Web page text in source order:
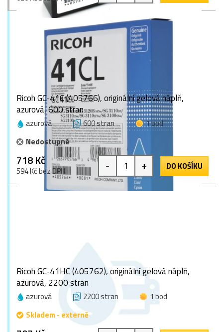
Ricoh GC-41C (405766), originální gelová náplň,
azurová, 600 stran
azurová 600 stran
1 bod
Nedostupné
718 Kč
594 Kč bez DPH - + DO KOŠÍKU
Ricoh GC-41HC (405762), originální gelová náplň,
azurová, 2200 stran
azurová 2200 stran
1 bod
Skladem - externě